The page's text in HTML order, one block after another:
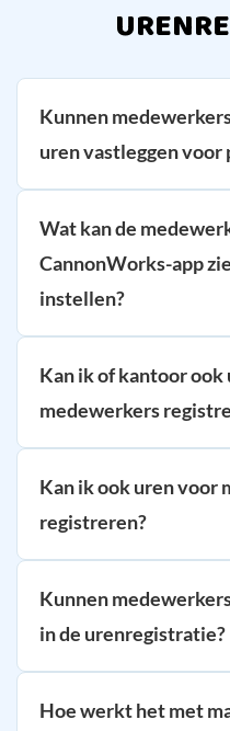
Kunnen
uren vastleggen voor
Wat kan de
CannonWorks-app
instellen?
Kan ik of kantoor
medewerkers
Kan ik ook uren voor
registreren?
Kunnen
in de urenregistratie?
Hoe werkt het met